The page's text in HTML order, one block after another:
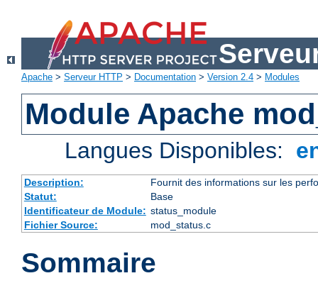
Apache > Serveur HTTP > Documentation > Version 2.4 > Modules
Module Apache
Langues Disponibles:
Description:
Fournit des informations sur les
Statut:
Base
Identificateur de Module: status_module
Fichier Source:
mod_status.c
Sommaire